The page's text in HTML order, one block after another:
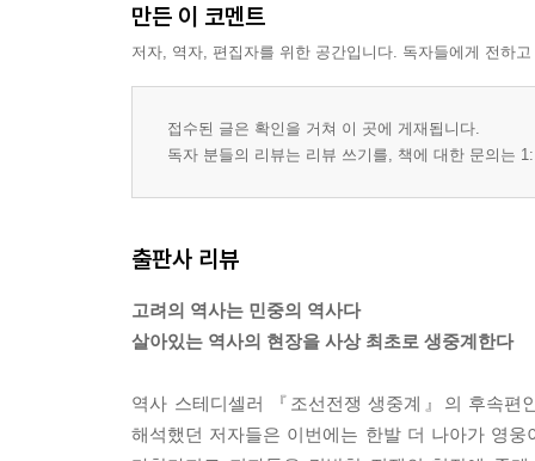
만든 이 코멘트
저자, 역자, 편집자를 위한 공간입니다. 독자들에게 전하
접수된 글은 확인을 거쳐 이 곳에 게재됩니다.
독자 분들의 리뷰는 리뷰 쓰기를, 책에 대한 문의는
출판사 리뷰
고려의 역사는 민중의 역사다
살아있는 역사의 현장을 사상 최초로 생중계한다
역사 스테디셀러 『조선전쟁 생중계』의 후속
해석했던 저자들은 이번에는 한발 더 나아가 영